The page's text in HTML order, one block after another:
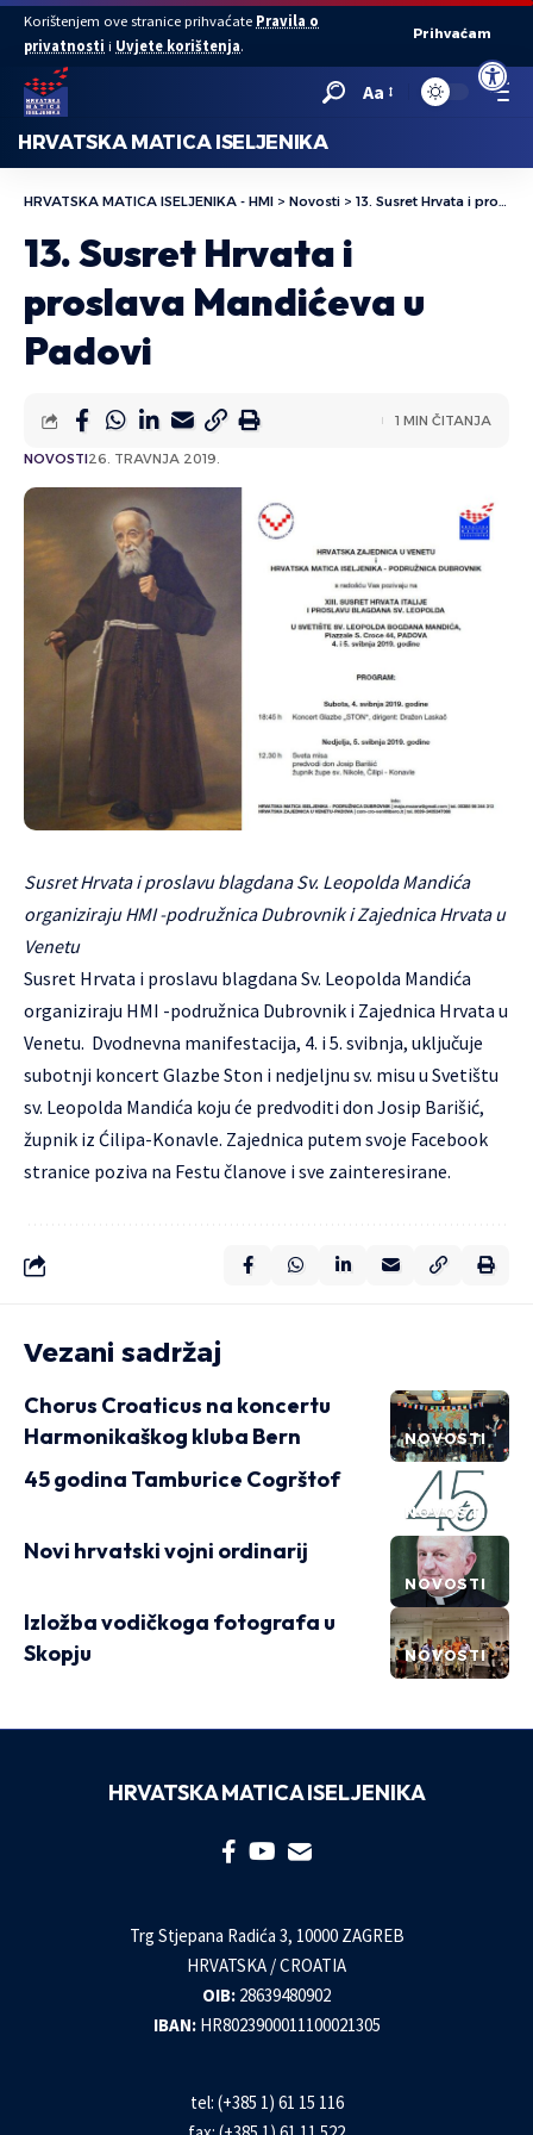
Open
Korištenjem ove stranice prihvaćate Pravila o
privatnosti i Uvjete korištenja.
Prihvaćam
Aa
HRVATSKA MATICA ISELJENIKA
HRVATSKA MATICA ISELJENIKA - HMI > Novosti > 13. Susret Hrvata i proslava Mandićeva u Padovi
13. Susret Hrvata i
proslava Mandićeva u
Padovi
NOVOSTI26. TRAVNJA 2019.
1 MIN ČITANJA
Susret Hrvata i proslavu blagdana Sv. Leopolda Mandića
organiziraju HMI -podružnica Dubrovnik i Zajednica Hrvata u
Venetu
Susret Hrvata i proslavu blagdana Sv. Leopolda Mandića
organiziraju HMI -podružnica Dubrovnik i Zajednica Hrvata u
Venetu. Dvodnevna manifestacija, 4. i 5. svibnja, uključuje
subotnji koncert Glazbe Ston i nedjeljnu sv. misu u Svetištu
sv. Leopolda Mandića koju će predvoditi don Josip Barišić,
župnik iz Ćilipa-Konavle. Zajednica putem svoje Facebook
stranice poziva na Festu članove i sve zainteresirane.
Vezani sadržaj
NOVOSTI
Chorus Croaticus na koncertu
Harmonikaškog kluba Bern
NOVOSTI
45 godina Tamburice Cogrštof
NOVOSTI
Novi hrvatski vojni ordinarij
NOVOSTI
Izložba vodičkoga fotografa u
Skopju
HRVATSKA MATICA ISELJENIKA
Trg Stjepana Radića 3, 10000 ZAGREB
HRVATSKA / CROATIA
OIB: 28639480902
IBAN: HR8023900011100021305
tel: (+385 1) 61 15 116